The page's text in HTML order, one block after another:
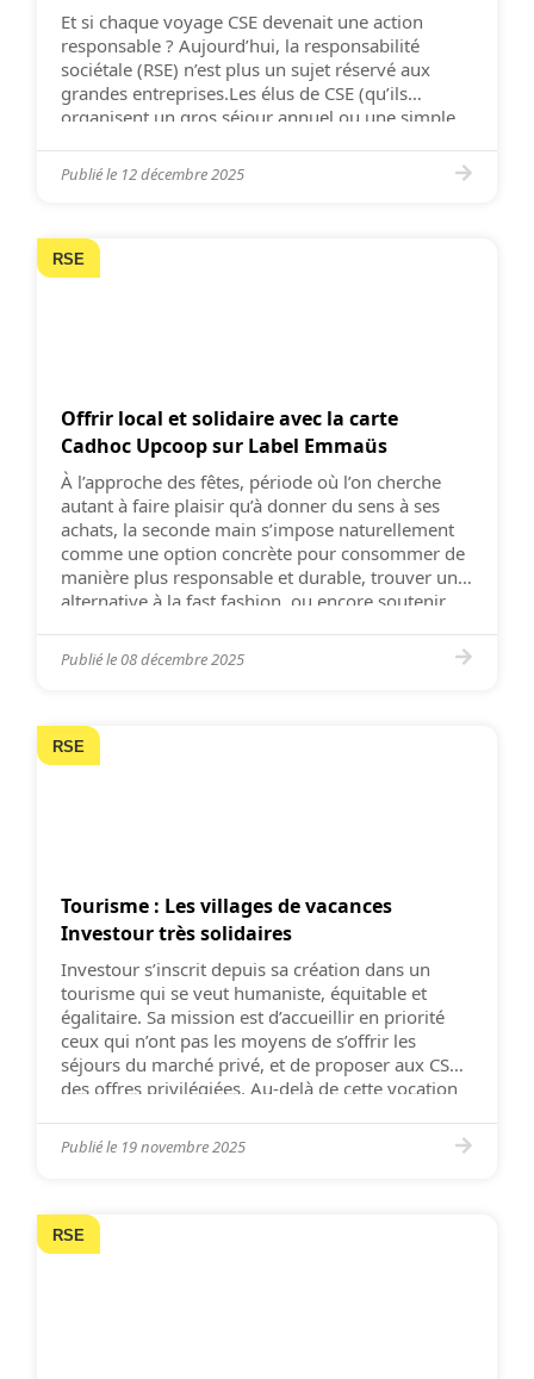
Et si chaque voyage CSE devenait une action
responsable ? Aujourd’hui, la responsabilité
sociétale (RSE) n’est plus un sujet réservé aux
grandes entreprises.Les élus de CSE (qu’ils
organisent un gros séjour annuel ou une simple
pour proposer des activités cohérentes avec les
valeurs des salariés : […]
Publié le 12 décembre 2025
RSE
Offrir local et solidaire avec la carte
Cadhoc Upcoop sur Label Emmaüs
À l’approche des fêtes, période où l’on cherche
autant à faire plaisir qu’à donner du sens à ses
achats, la seconde main s’impose naturellement
comme une option concrète pour consommer de
manière plus responsable et durable, trouver une
alternative à la fast fashion, ou encore soutenir
que s’inscrit le […]
Publié le08 décembre 2025
RSE
Tourisme : Les villages de vacances
Investour très solidaires
Investour s’inscrit depuis sa création dans un
tourisme qui se veut humaniste, équitable et
égalitaire. Sa mission est d’accueillir en priorité
ceux qui n’ont pas les moyens de s’offrir les
séjours du marché privé, et de proposer aux CSE
des offres privilégiées. Au-delà de cette vocation
également aménagés […]
Publié le 19 novembre 2025
RSE